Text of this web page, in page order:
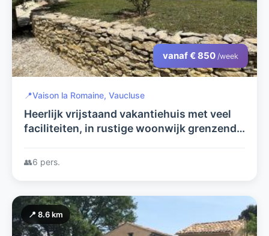
vanaf € 850 /week
📍Vaison la Romaine, Vaucluse
Heerlijk vrijstaand vakantiehuis met veel
faciliteiten, in rustige woonwijk grenzend
nabij de Mont Ventoux.
👥6 pers.
📍 8.6 km